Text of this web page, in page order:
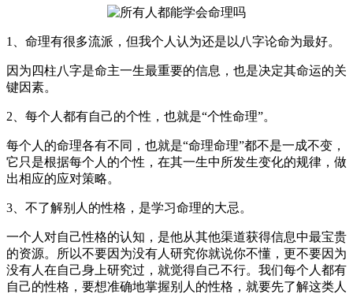
1、命理有很多流派，但我个人认为还是以八字论命为最好。
因为四柱八字是命主一生最重要的信息，也是决定其命运的关
键因素。
2、每个人都有自己的个性，也就是“个性命理”。
每个人的命理各有不同，也就是“命理命理”都不是一成不变，
它只是根据每个人的个性，在其一生中所发生变化的规律，做
出相应的应对策略。
3、不了解别人的性格，是学习命理的大忌。
一个人对自己性格的认知，是他从其他渠道获得信息中最宝贵
的资源。所以不要因为没有人研究你就说你不懂，更不要因为
没有人在自己身上研究过，就觉得自己不行。我们每个人都有
自己的性格，要想准确地掌握别人的性格，就要先了解这类人